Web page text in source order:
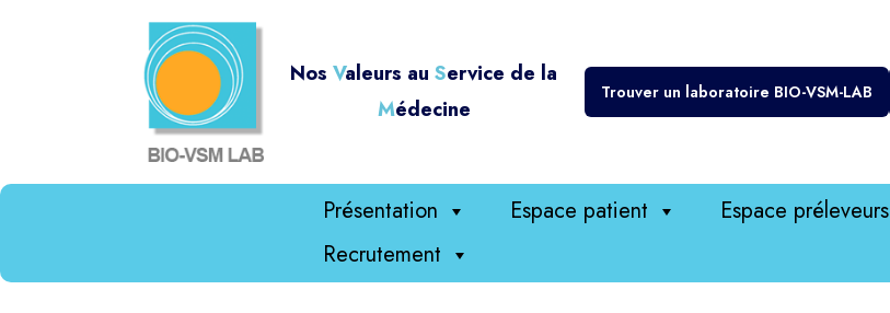
NosValeurs auService de la
Médecine
Trouver un laboratoire BIO-VSM-LAB
Présentation Espace patient Espace préleveurs
Recrutement